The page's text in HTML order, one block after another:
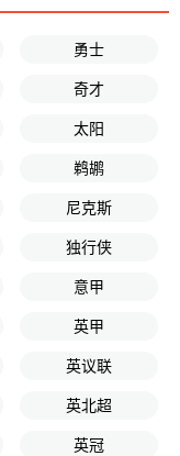
勇士
奇才
太阳
鹈鹕
尼克斯
独行侠
意甲
英甲
英议联
英北超
英冠